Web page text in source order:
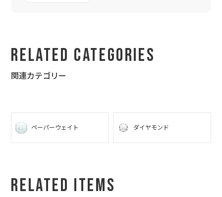
Related Categories
関連カテゴリー
ペーパーウェイト ダイヤモンド
Related Items